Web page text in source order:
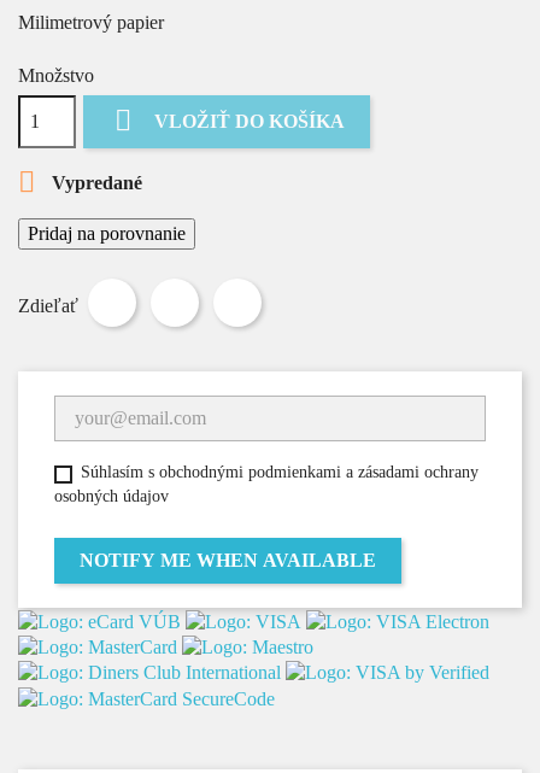
Milimetrový papier
Množstvo
 VLOŽIŤ DO KOŠÍKA
 Vypredané
Pridaj na porovnanie
Zdieľať
Zdieľať Tweetnuť
Súhlasím s obchodnými podmienkami a zásadami ochrany
osobných údajov
NOTIFY ME WHEN AVAILABLE